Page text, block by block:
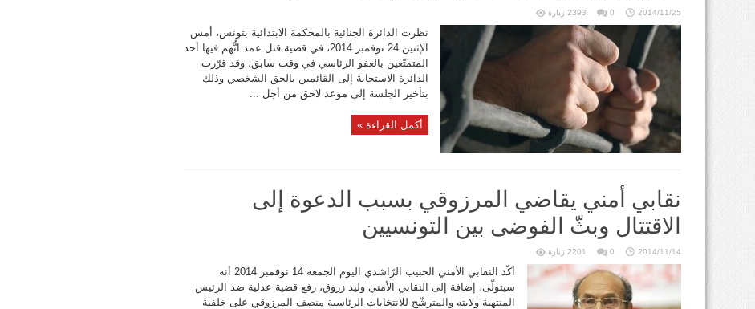
2014/11/25
0 2393 زيارة
نظرت الدائرة الجنائية بالمحكمة الابتدائية بتونس، أمس
الإثنين 24 نوفمبر 2014، في قضية قتل عمد اتُّهم فيها أحد
المتمتّعين بالعفو الرئاسي في وقت سابق، وقد قرّرت
الدائرة الاستجابة إلى القائمين بالحق الشخصي وذلك
بتأخير الجلسة إلى موعد لاحق من أجل ...
أكمل القراءة »
نقابي أمني يقاضي المرزوقي بسبب الدعوة إلى
الاقتتال وبثّ الفوضى بين التونسيين
2014/11/14
0 2201 زيارة
أكّد النقابي الأمني الحبيب الرّاشدي اليوم الجمعة 14 نوفمبر 2014 أنه
سيتولّى، إضافة إلى النقابي الأمني وليد زروق، رفع قضية عدلية ضد الرئيس
المنتهية ولايته والمترشّح للانتخابات الرئاسية منصف المرزوقي على خلفية